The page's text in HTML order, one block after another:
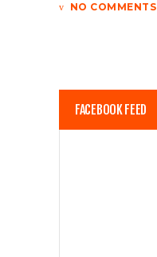
NO COMMENTS
FACEBOOK FEED